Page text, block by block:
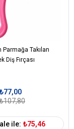
Parmağa Takılan
Diş Fırçası
₺77,00
₺107,80
ile: ₺75,46